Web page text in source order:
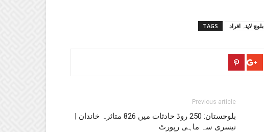
TAGS بلوچ لاپتہ افراد
Previous article
بلوچستان: 250 روڈ حادثات میں 826 متاثرہ خاندان |
تیسری سہ ماہی رپورٹ